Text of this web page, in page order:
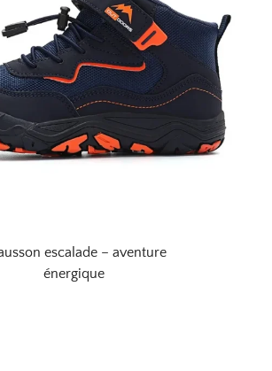
escalade – aventure
énergique